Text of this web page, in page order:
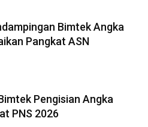
Bimtek Angka
Pangkat ASN
Pengisian Angka
PNS 2026